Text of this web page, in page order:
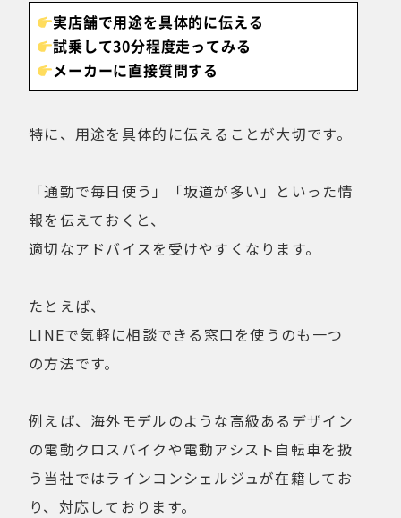
実店舗で用途を具体的に伝える
試乗して30分程度走ってみる
メーカーに直接質問する
特に、用途を具体的に伝えることが大切です。
「通勤で毎日使う」「坂道が多い」といった情
報を伝えておくと、
適切なアドバイスを受けやすくなります。
たとえば、
LINEで気軽に相談できる窓口を使うのも一つ
の方法です。
例えば、海外モデルのような高級あるデザイン
の電動クロスバイクや電動アシスト自転車を扱
う当社ではラインコンシェルジュが在籍してお
り、対応しております。